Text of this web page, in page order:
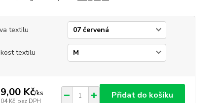
textilu
textilu
Kč/ks
Kč bez DPH
Přidat do košíku